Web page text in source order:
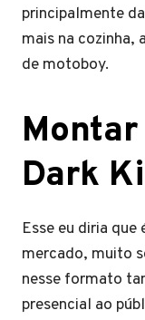
principalmente
mais na cozinha,
de motoboy.
Dark
Esse eu diria
mercado, muito
nesse formato
presencial ao